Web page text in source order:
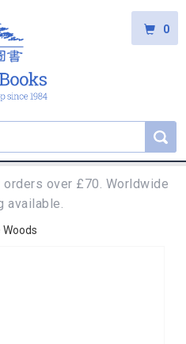
0
orders over £70. Worldwide
available.
Woods